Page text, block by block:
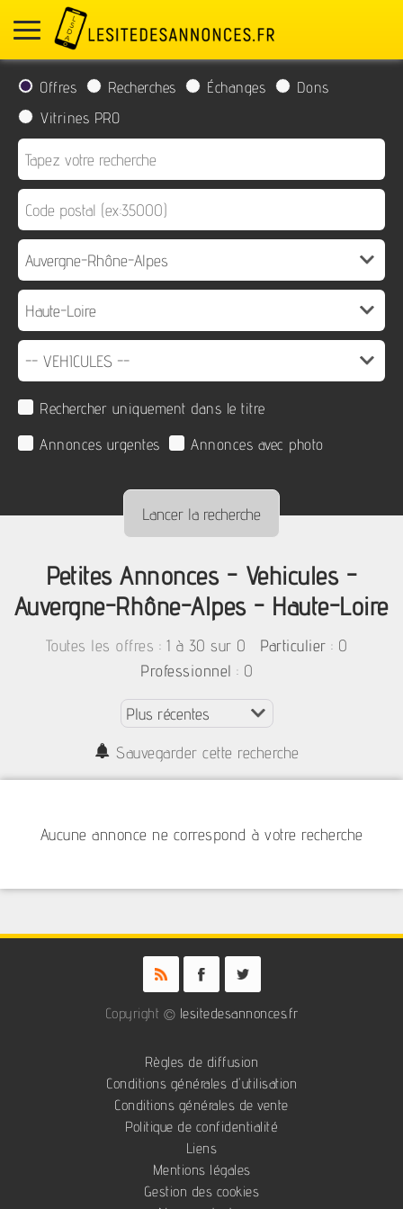
Offres Recherches Échanges
Dons
Vitrines PRO
Rechercher uniquement dans le titre
Annonces urgentes
Annonces avec photo
Petites Annonces - Vehicules -
Auvergne-Rhône-Alpes - Haute-Loire
Toutes les offres : 1 à 30 sur 0 Particulier : 0
Professionnel : 0
Sauvegarder cette recherche
Aucune annonce ne correspond à votre recherche
Copyright © lesitedesannonces.fr
Règles de diffusion
Conditions générales d'utilisation
Conditions générales de vente
Politique de confidentialité
Liens
Mentions légales
Gestion des cookies